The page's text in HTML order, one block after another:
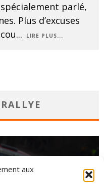
aux
parlé,
Plus d’excuses
... LIRE PLUS...